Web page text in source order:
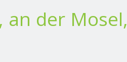
der Mosel,